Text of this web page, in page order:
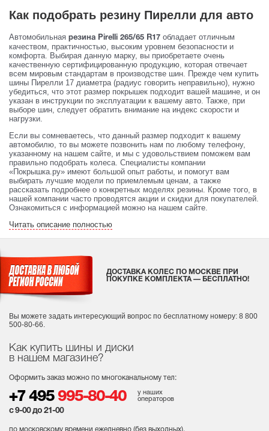
Как подобрать резину Пирелли для авто
Автомобильная резина Pirelli 265/65 R17 обладает отличным
качеством, практичностью, высоким уровнем безопасности и
комфорта. Выбирая данную марку, вы приобретаете очень
качественную сертифицированную продукцию, которая отвечает
всем мировым стандартам в производстве шин. Прежде чем купить
шины Пирелли 17 диаметра (радиус говорить неправильно), нужно
убедиться, что этот размер покрышек подходит вашей машине, и он
указан в инструкции по эксплуатации к вашему авто. Также, при
выборе шин, следует обратить внимание на индекс скорости и
нагрузки.
Если вы сомневаетесь, что данный размер подходит к вашему
автомобилю, то вы можете позвонить нам по любому телефону,
указанному на нашем сайте, и мы с удовольствием поможем вам
правильно подобрать колеса. Специалисты компании
«Покрышка.ру» имеют большой опыт работы, и помогут вам
выбирать лучшие модели по приемлемым ценам, а также
рассказать подробнее о конкретных моделях резины. Кроме того, в
нашей компании часто проводятся акции и скидки для покупателей.
Ознакомиться с информацией можно на нашем сайте.
Читать описание полностью
Как купить шины и диски
в нашем магазине?
Оформить заказ можно по многоканальному тел:
+7 495 995-80-40
у наших
операторов
с 9-00 до 21-00
по московскому времени ежедневно (без выходных).
ДОСТАВКА КОЛЕС ПО МОСКВЕ ПРИ
ПОКУПКЕ КОМПЛЕКТА — БЕСПЛАТНО!
Вы можете задать интересующий вопрос по бесплатному номеру: 8 800
500-80-66.